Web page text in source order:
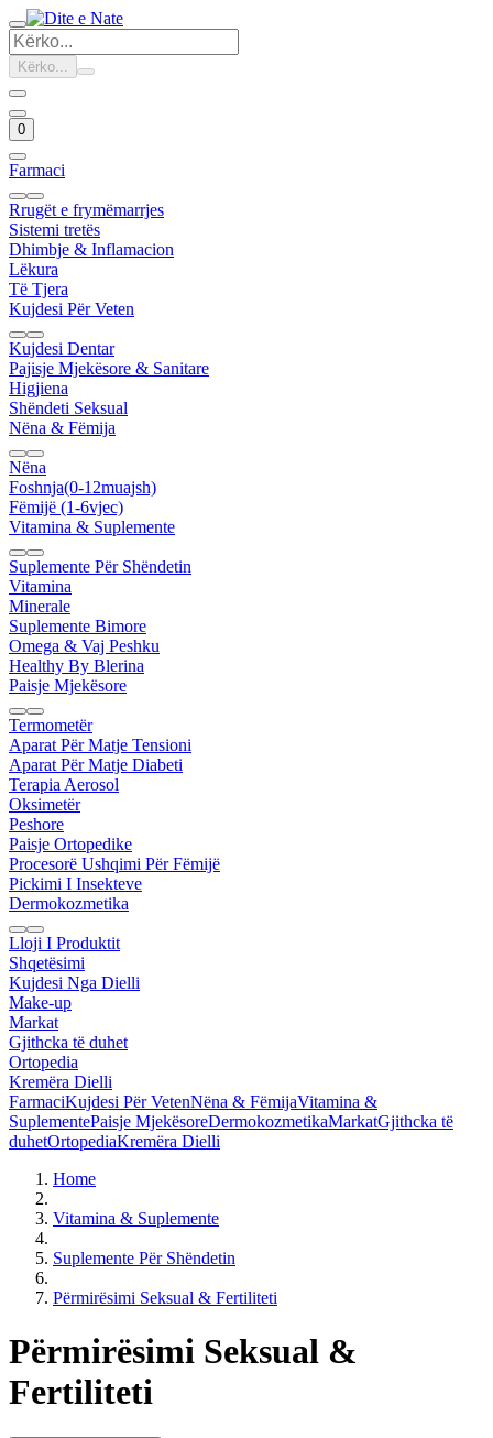
Kërko...
0
Farmaci
Rrugët e frymëmarrjes
Sistemi tretës
Dhimbje & Inflamacion
Lëkura
Të Tjera
Kujdesi Për Veten
Kujdesi Dentar
Pajisje Mjekësore & Sanitare
Higjiena
Shëndeti Seksual
Nëna & Fëmija
Nëna
Foshnja(0-12muajsh)
Fëmijë (1-6vjec)
Vitamina & Suplemente
Suplemente Për Shëndetin
Vitamina
Minerale
Suplemente Bimore
Omega & Vaj Peshku
Healthy By Blerina
Paisje Mjekësore
Termometër
Aparat Për Matje Tensioni
Aparat Për Matje Diabeti
Terapia Aerosol
Oksimetër
Peshore
Paisje Ortopedike
Procesorë Ushqimi Për Fëmijë
Pickimi I Insekteve
Dermokozmetika
Lloji I Produktit
Shqetësimi
Kujdesi Nga Dielli
Make-up
Markat
Gjithcka të duhet
Ortopedia
Kremëra Dielli
FarmaciKujdesi Për VetenNëna & FëmijaVitamina &
SuplementePaisje MjekësoreDermokozmetikaMarkatGjithcka të
duhetOrtopediaKremëra Dielli
Home
Vitamina & Suplemente
Suplemente Për Shëndetin
Përmirësimi Seksual & Fertiliteti
Përmirësimi Seksual &
Fertiliteti